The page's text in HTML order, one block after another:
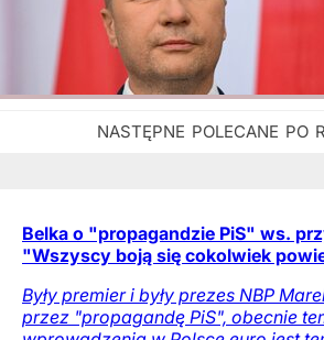
Belka o "propagandzie PiS" ws.
"Wszyscy boją się cokolwiek
Były premier i były prezes NBP
przez "propagandę PiS", obecnie